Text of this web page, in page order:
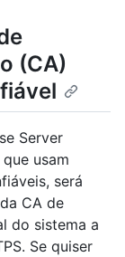
(CA)
Server
usam
será
CA de
do sistema a
Se quiser